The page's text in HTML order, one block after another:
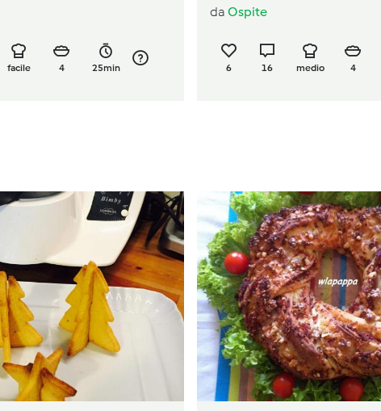
facile 4 25min
pistacchio
da Ospite
6 16 medio 4